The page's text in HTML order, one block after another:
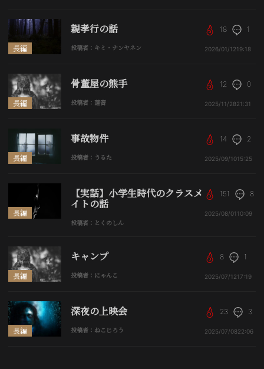
長編
親孝行の話
投稿者：キミ・ナンヤネン
18 1
2026/01/1219:18
長編
骨董屋の熊手
投稿者：蓮音
12 0
2025/11/2821:31
長編
事故物件
投稿者：うるた
14 2
2025/09/1015:25
長編
【実話】小学生時代のクラスメ
イトの話
投稿者：とくのしん
151 8
2025/08/01 10:09
長編
キャンプ
投稿者：にゃんこ
8 1
2025/07/1217:19
長編
深夜の上映会
投稿者：ねこじろう
23 3
2025/07/0822:06